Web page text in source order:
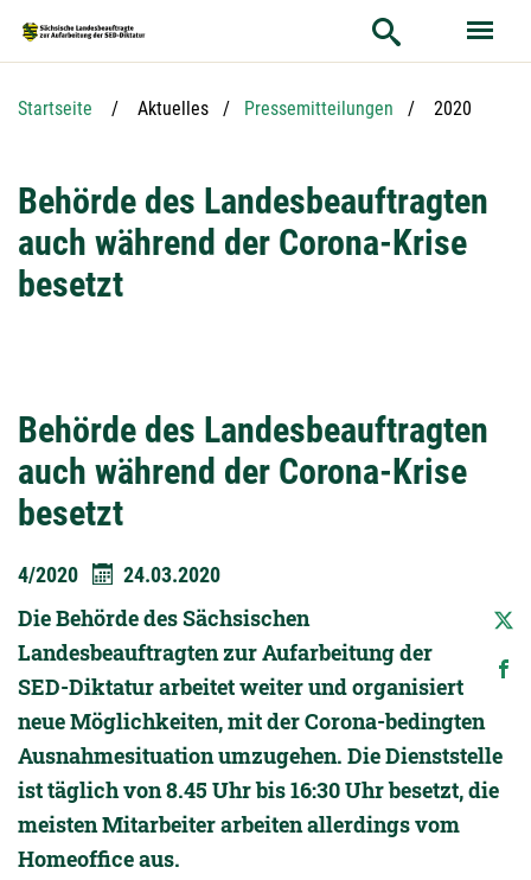
Service
Startseite Aktuelles Pressemitteilungen Aktuelle
2020
Behörde des Landesbeauftragten
auch während der Corona-Krise
besetzt
Behörde des Landesbeauftragten
auch während der Corona-Krise
besetzt
4/2020 24.03.2020
Die Behörde des Sächsischen
Landesbeauftragten zur Aufarbeitung der
SED-Diktatur arbeitet weiter und organisiert
neue Möglichkeiten, mit der Corona-bedingten
Ausnahmesituation umzugehen. Die Dienststelle
ist täglich von 8.45 Uhr bis 16:30 Uhr besetzt, die
meisten Mitarbeiter arbeiten allerdings vom
Homeoffice aus.